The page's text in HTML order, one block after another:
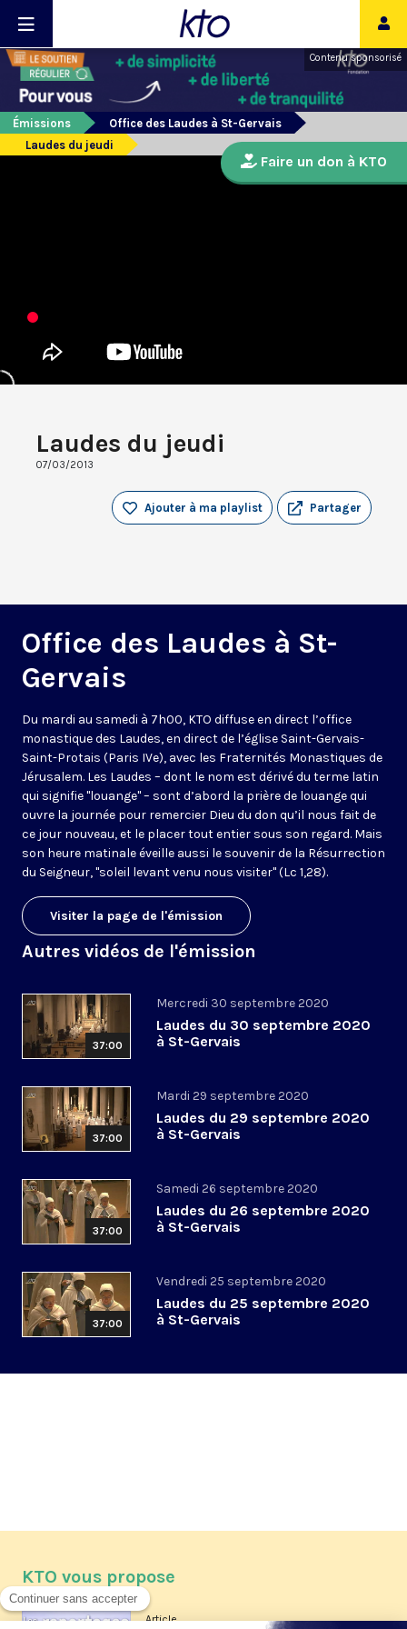
Contenu sponsorisé
Émissions
Office des Laudes à St-Gervais
Laudes du jeudi
Laudes du jeudi
07/03/2013
Partager
Ajouter à ma playlist
Office des Laudes à St-
Gervais
Du mardi au samedi à 7h00, KTO diffuse en direct l’office
monastique des Laudes, en direct de l’église Saint-Gervais-
Saint-Protais (Paris IVe), avec les Fraternités Monastiques de
Jérusalem. Les Laudes – dont le nom est dérivé du terme latin
qui signifie "louange" – sont d’abord la prière de louange qui
ouvre la journée pour remercier Dieu du don qu’il nous fait de
ce jour nouveau, et le placer tout entier sous son regard. Mais
son heure matinale éveille aussi le souvenir de la Résurrection
du Seigneur, "soleil levant venu nous visiter" (Lc 1,28).
Visiter la page de l'émission
Autres vidéos de l'émission
37:00
Mercredi 30 septembre 2020
Laudes du 30 septembre 2020
à St-Gervais
37:00
Mardi 29 septembre 2020
Laudes du 29 septembre 2020
à St-Gervais
37:00
Samedi 26 septembre 2020
Laudes du 26 septembre 2020
à St-Gervais
37:00
Vendredi 25 septembre 2020
Laudes du 25 septembre 2020
à St-Gervais
Faire un don à KTO
KTO vous propose
Article